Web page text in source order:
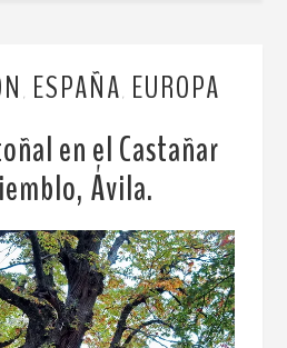
ESPAÑA EUROPA
en el Castañar
Ávila.